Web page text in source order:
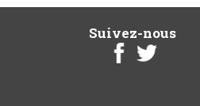
Suivez-nous